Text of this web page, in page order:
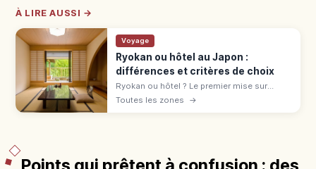
À LIRE AUSSI →
Voyage
Ryokan ou hôtel au Japon :
différences et critères de choix
Ryokan ou hôtel ? Le premier mise sur
l'omotenashi : tatami, onsen, yukata,
Toutes les zones →